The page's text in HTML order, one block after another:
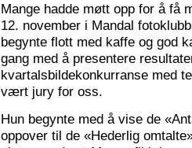
Mange hadde møtt opp for å få
12. november i Mandal
begynte flott med kaffe og god
gang med å presentere
kvartalsbildekonkurranse med
vært jury for oss.
Hun begynte med å vise de
oppover til de «Hederlig